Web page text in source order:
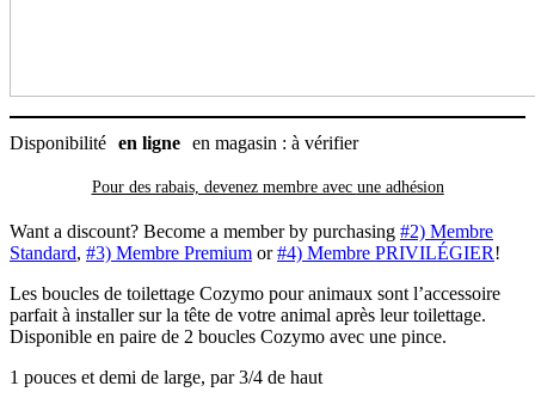
Disponibilité en ligne en magasin : à vérifier
Pour des rabais, devenez membre avec une adhésion
Want a discount? Become a member by purchasing #2) Membre
Standard, #3) Membre Premium or#4) Membre PRIVILÉGIER!
Les boucles de toilettage Cozymo pour animaux sont l’accessoire
parfait à installer sur la tête de votre animal après leur toilettage.
Disponible en paire de 2 boucles Cozymo avec une pince.
1 pouces et demi de large, par 3/4 de haut